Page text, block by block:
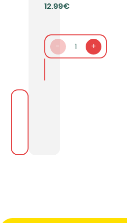
12.99€
- 1 +